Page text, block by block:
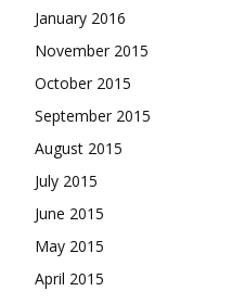
January 2016
November 2015
October 2015
September 2015
August 2015
July 2015
June 2015
May 2015
April 2015